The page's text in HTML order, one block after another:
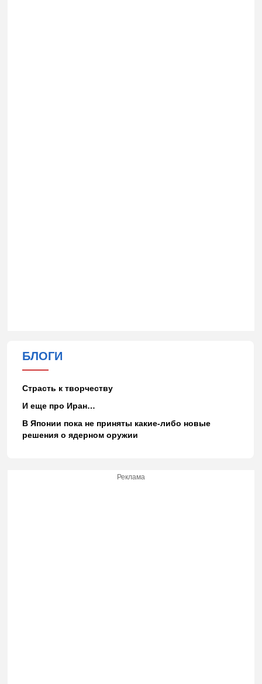
БЛОГИ
Страсть к творчеству
И еще про Иран…
В Японии пока не приняты какие-либо новые
решения о ядерном оружии
Реклама